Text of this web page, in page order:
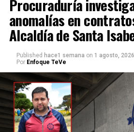
Procuraduría
anomalías en
Alcaldía de Santa
Published hace1 semana on 1 agosto, 2026
Por Enfoque TeVe